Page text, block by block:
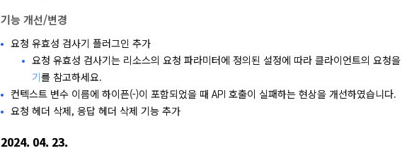
기능 개선/변경
요청 유효성 검사기 플러그인 추가
요청 유효성 검사기는 리소스의 요청 파라미터에 정의된 설정에 따라 클라이언트의 요청
기를 참고하세요.
컨텍스트 변수 이름에 하이픈(-)이 포함되었을 때 API 호출이 실패하는 현상을 개선하였습니다.
요청 헤더 삭제, 응답 헤더 삭제 기능 추가
2024. 04. 23.